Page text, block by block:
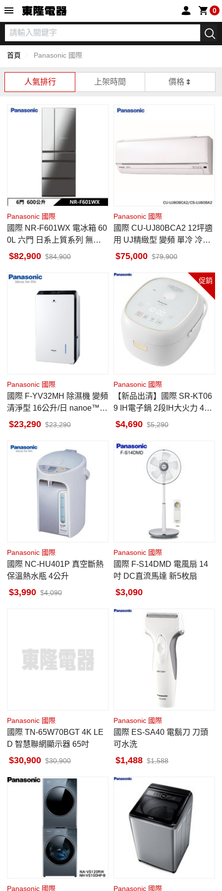
0
首頁 Panasonic 國際
人氣排行 上架時間 價格
Panasonic 國際
國際 NR-F601WX 電冰箱 60
0L 六門 日系上質系列 無邊
框鏡面/玻璃 鑽石黑
82,900 84,900
Panasonic 國際
國際 CU-UJ80BCA2 12坪適
用 UJ精緻型 變頻 單冷 冷氣
CS-UJ80BA2
75,000 79,900
Panasonic 國際
國際 F-YV32MH 除濕機 變頻
清淨型 16公升/日 nanoe™ X
健康科技
23,290 23,290
促銷
Panasonic 國際
【新品出清】國際 SR-KT06
9 IH電子鍋 2段IH大火力 4人
份 10項炊煮行程
4,690 5,290
Panasonic 國際
國際 NC-HU401P 真空斷熱
保溫熱水瓶 4公升
3,990 4,090
Panasonic 國際
國際 F-S14DMD 電風扇 14
吋 DC直流馬達 新5枚扇
3,090
Panasonic 國際
國際 TN-65W70BGT 4K LE
D 智慧聯網顯示器 65吋
30,900 30,900
Panasonic 國際
國際 ES-SA40 電鬍刀 刀頭
可水洗
1,488 1,588
Panasonic 國際 Panasonic 國際